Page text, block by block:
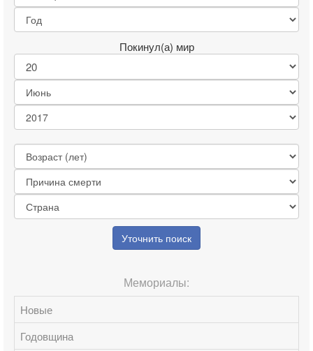
Покинул(а) мир
Уточнить поиск
Мемориалы:
Новые
Годовщина